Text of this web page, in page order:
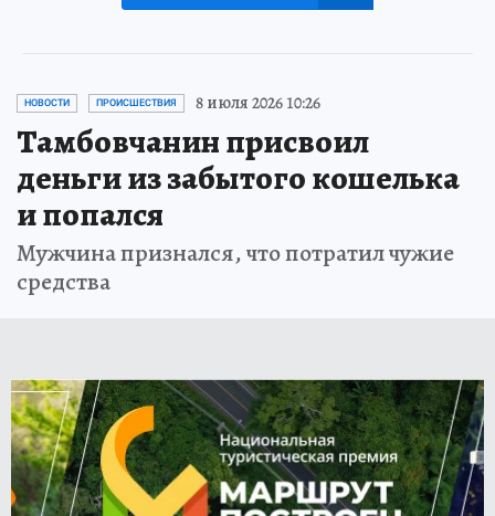
НОВОСТИ ПРОИСШЕСТВИЯ 8 июля 2026 10:26
Тамбовчанин присвоил
деньги из забытого кошелька
и попался
Мужчина признался, что потратил чужие
средства